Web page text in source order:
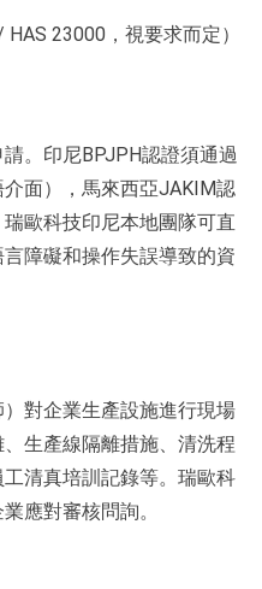
23000，視要求而定）
。印尼BPJPH認證須通過
面），馬來西亞JAKIM認
歐科技印尼本地團隊可直
障礙和操作失誤導致的資
對企業生產設施進行現場
生產線隔離措施、清洗程
清真培訓記錄等。瑞歐科
應對審核問詢。